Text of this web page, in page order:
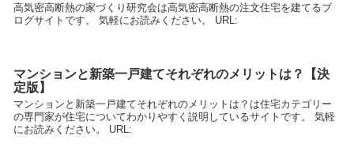
高気密高断熱の家づくり研究会は高気密高断熱の注文住宅を建てるブ
ログサイトです。 気軽にお読みください。 URL:
マンションと新築一戸建てそれぞれのメリットは？【決
定版】
マンションと新築一戸建てそれぞれのメリットは？は住宅カテゴリー
の専門家が住宅についてわかりやすく説明しているサイトです。 気軽
にお読みください。 URL: